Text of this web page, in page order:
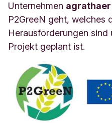
Unternehmen agrathaer
P2GreeN geht, welches
Herausforderungen sind
Projekt geplant ist.